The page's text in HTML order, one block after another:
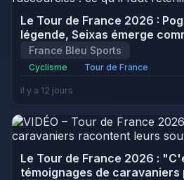
Le Tour de France 2026 :
légende, Seixas émerge
France Bleu Sports
Cyclisme Tour de France
il y a 12 jours
Le Tour de France 2026 :
témoignages de caravaniers